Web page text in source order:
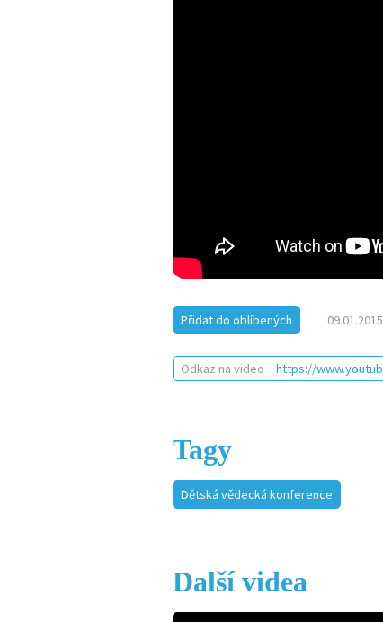
Přidat do oblíbených 09.01.2015
Odkaz na video
Tagy
Dětská vědecká konference
Další videa